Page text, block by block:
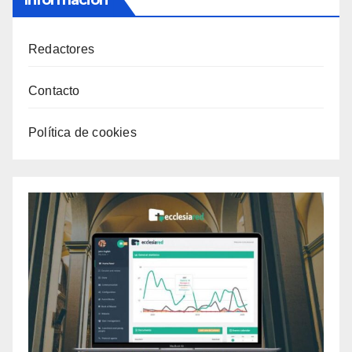
Redactores
Contacto
Política de cookies